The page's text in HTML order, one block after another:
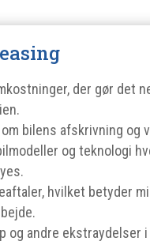
der gør det
bilens afskrivning og
og teknologi
hvilket betyder
og andre ekstraydelser i